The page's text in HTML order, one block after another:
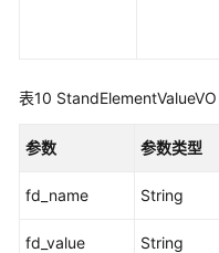
表10 StandElementValueVO
参数 参数类型
fd_name String
fd_value String